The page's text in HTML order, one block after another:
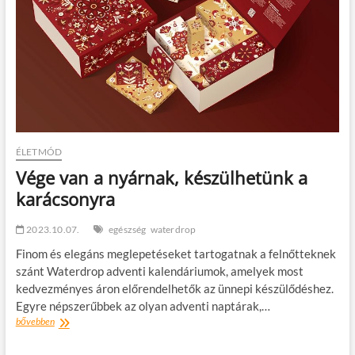
ÉLETMÓD
Vége van a nyárnak, készülhetünk a
karácsonyra
2023.10.07. egészség waterdrop
Finom és elegáns meglepetéseket tartogatnak a felnőtteknek
szánt Waterdrop adventi kalendáriumok, amelyek most
kedvezményes áron előrendelhetők az ünnepi készülődéshez.
Egyre népszerűbbek az olyan adventi naptárak,…
bővebbenVége